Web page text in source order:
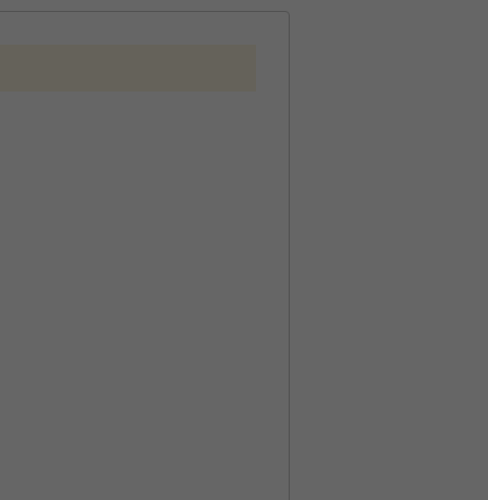
ていただいたので依頼すること
、考えただけで憂鬱になるこ
概算の金額が知りたい方は、お